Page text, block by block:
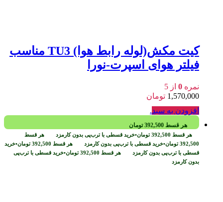
کیت مکش(لوله رابط هوا) TU3 مناسب
فیلتر هوای اسپرت-نورا
نمره 0 از 5
1,570,000 تومان
افزودن به سبد.
هر قسط 392,500 تومان
هر قسط 392,500 تومان•خرید قسطی با ترب‌پی بدون کارمزد
هر قسط
392,500 تومان•خرید قسطی با ترب‌پی بدون کارمزد هر قسط 392,500 تومان•خرید
قسطی با ترب‌پی بدون کارمزد
هر قسط 392,500 تومان•خرید قسطی با ترب‌پی
بدون کارمزد